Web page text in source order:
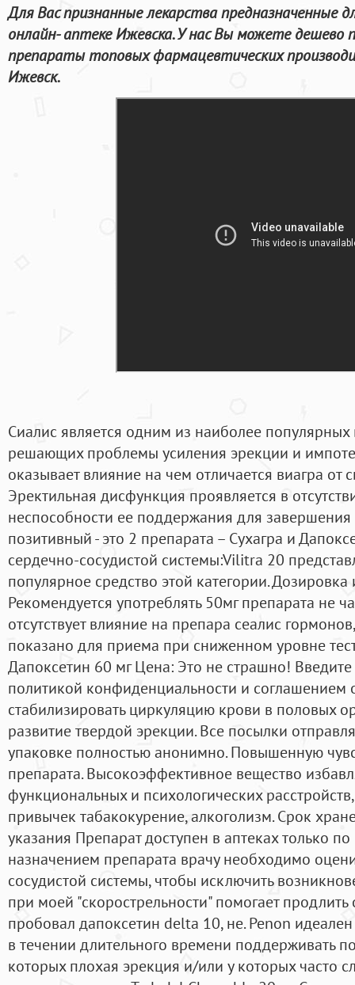
Для Вас признанные лекарства предназначенные
онлайн- аптеке Ижевска. У нас Вы можете дешево
препараты топовых фармацевтических
Ижевск.
Сиалис является одним из наиболее
решающих проблемы усиления эрекции и
оказывает влияние на чем отличается виагра от
Эректильная дисфункция проявляется в
неспособности ее поддержания для
позитивный - это 2 препарата – Сухагра и
сердечно-сосудистой системы:Vilitra 20
популярное средство этой категории.
Рекомендуется употреблять 50мг препарата не
отсутствует влияние на препара сеалис
показано для приема при сниженном уровне
Дапоксетин 60 мг Цена: Это не страшно!
политикой конфиденциальности и соглашением
стабилизировать циркуляцию крови в половых
развитие твердой эрекции. Все посылки
упаковке полностью анонимно. Повышенную
препарата. Высокоэффективное вещество
функциональных и психологических
привычек табакокурение, алкоголизм. Срок
указания Препарат доступен в аптеках только
назначением препарата врачу необходимо
сосудистой системы, чтобы исключить
при моей "скорострельности" помогает
пробовал дапоксетин delta 10, не. Penon
в течении длительного времени поддерживать
которых плохая эрекция и/или у которых часто